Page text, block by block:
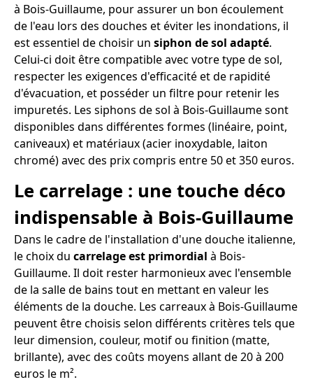
à Bois-Guillaume, pour assurer un bon écoulement
de l'eau lors des douches et éviter les inondations, il
est essentiel de choisir un siphon de sol adapté.
Celui-ci doit être compatible avec votre type de sol,
respecter les exigences d'efficacité et de rapidité
d'évacuation, et posséder un filtre pour retenir les
impuretés. Les siphons de sol à Bois-Guillaume sont
disponibles dans différentes formes (linéaire, point,
caniveaux) et matériaux (acier inoxydable, laiton
chromé) avec des prix compris entre 50 et 350 euros.
Le carrelage : une touche déco
indispensable à Bois-Guillaume
Dans le cadre de l'installation d'une douche italienne,
le choix du carrelage est primordial à Bois-
Guillaume. Il doit rester harmonieux avec l'ensemble
de la salle de bains tout en mettant en valeur les
éléments de la douche. Les carreaux à Bois-Guillaume
peuvent être choisis selon différents critères tels que
leur dimension, couleur, motif ou finition (matte,
brillante), avec des coûts moyens allant de 20 à 200
euros le m².